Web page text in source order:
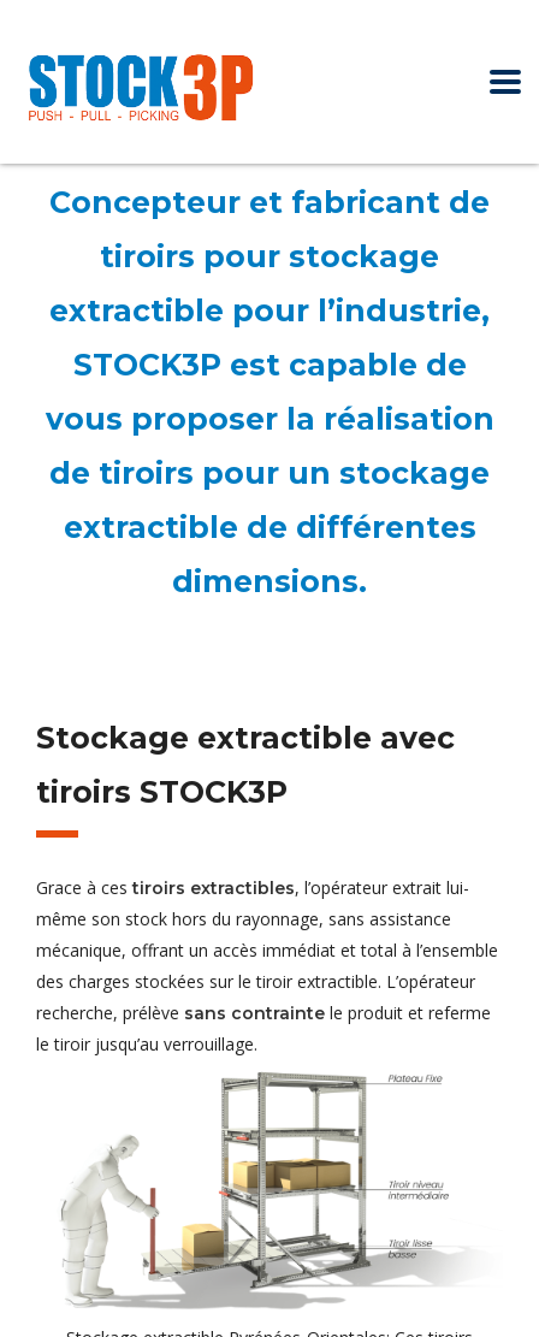
Concepteur et fabricant de
tiroirs pour stockage
extractible pour l’industrie,
STOCK3P est capable de
vous proposer la réalisation
de tiroirs pour un stockage
extractible de différentes
dimensions.
Stockage extractible avec
tiroirs STOCK3P
Grace à cestiroirs extractibles, l’opérateur extrait lui-
même son stock hors du rayonnage, sans assistance
mécanique, offrant un accès immédiat et total à l’ensemble
des charges stockées sur le tiroir extractible. L’opérateur
recherche, prélève sans contrainte le produit et referme
le tiroir jusqu’au verrouillage.